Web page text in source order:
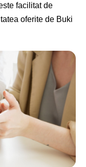
facilitat de
oferite de Buki